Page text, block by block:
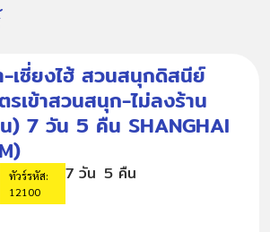
-เซี่ยงไฮ้ สวนสนุกดิสนีย์
เข้าสวนสนุก-ไม่ลงร้าน
) 7 วัน 5 คืน SHANGHAI
ทัวร์รหัส:
12100
7 วัน 5 คืน